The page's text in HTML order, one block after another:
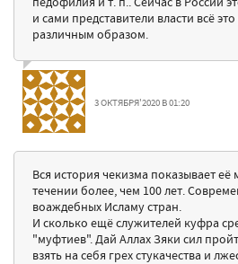
и сами представители власти всё
различным образом.
3 ОКТЯБРЯ'2020 В 01:20
Вся история чекизма показывает её
течении более, чем 100 лет.
воаждебных Исламу стран.
И сколько ещё служителей куфра
"муфтиев". Дай Аллах Зяки сил
взять на себя грех стукачества и